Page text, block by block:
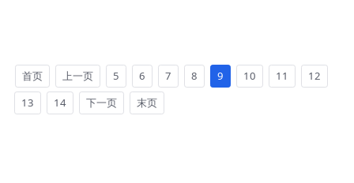
首页 上一页 5 6 7 8 9 10 11
12
13
14 下一页 末页